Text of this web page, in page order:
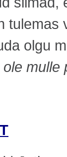
olgu